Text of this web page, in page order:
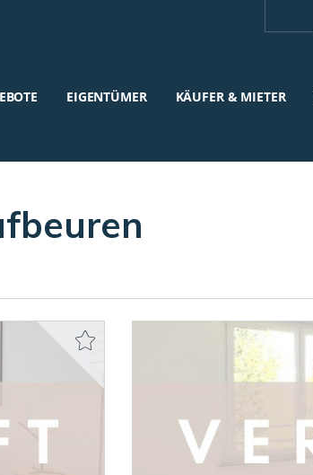
EIGENTÜMER KÄUFER & MIETER